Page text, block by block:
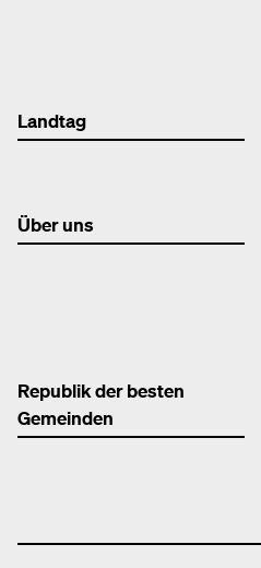
Landtag
Über uns
Republik der besten
Gemeinden